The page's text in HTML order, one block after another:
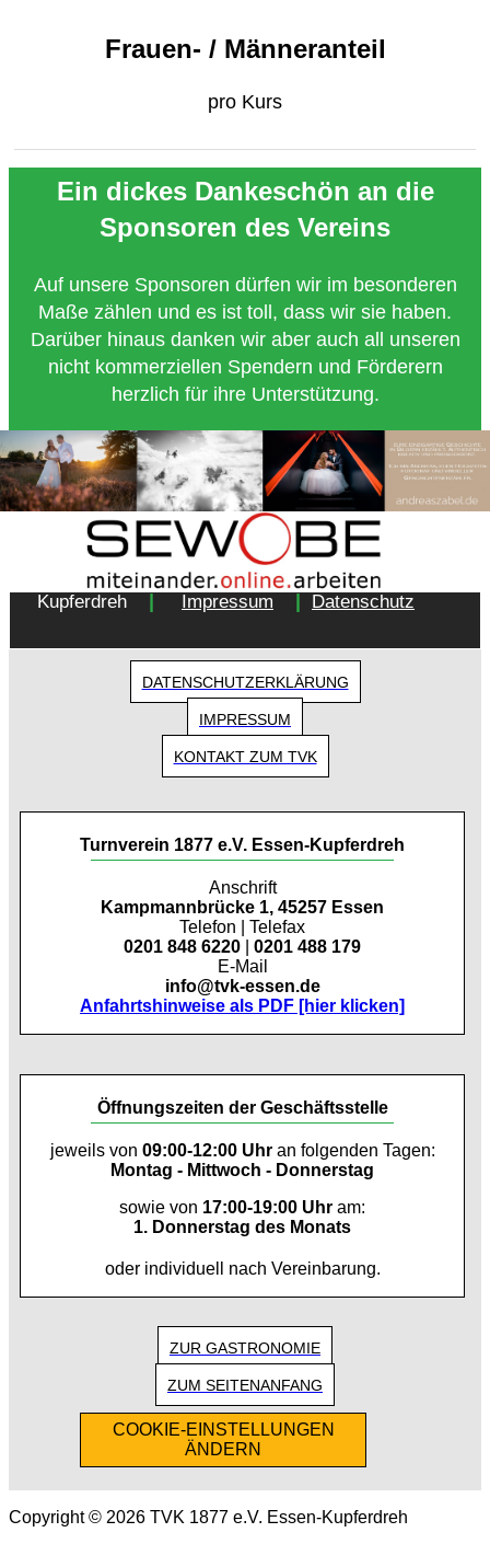
Frauen- / Männeranteil
pro Kurs
Ein dickes Dankeschön an die
Sponsoren des Vereins
Auf unsere Sponsoren dürfen wir im besonderen
Maße zählen und es ist toll, dass wir sie haben.
Darüber hinaus danken wir aber auch all unseren
nicht kommerziellen Spendern und Förderern
herzlich für ihre Unterstützung.
Copyright 2018 - Turnverein 1877 e.V. Essen-
Kupferdreh
| Impressum | Datenschutz
DATENSCHUTZERKLÄRUNG
IMPRESSUM
KONTAKT ZUM TVK
Turnverein 1877 e.V. Essen-Kupferdreh
Anschrift
Kampmannbrücke 1, 45257 Essen
Telefon | Telefax
0201 848 6220
0201 488 179
E-Mail
info@tvk-essen.de
Anfahrtshinweise als PDF [hier klicken]
Öffnungszeiten der Geschäftsstelle
jeweils von 09:00-12:00 Uhran folgenden Tagen:
Montag - Mittwoch - Donnerstag
sowie von 17:00-19:00 Uhr am:
1. Donnerstag des Monats
oder individuell nach Vereinbarung.
ZUR GASTRONOMIE
ZUM SEITENANFANG
COOKIE-EINSTELLUNGEN
ÄNDERN
Copyright © 2026 TVK 1877 e.V. Essen-Kupferdreh